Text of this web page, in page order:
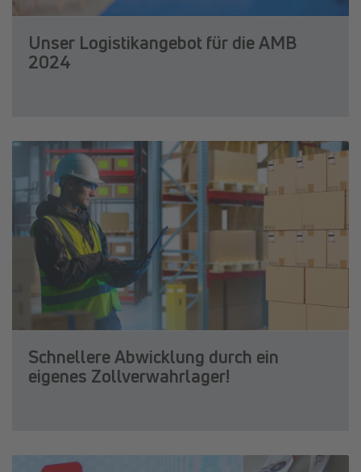
Unser Logistikangebot für die AMB
2024
Schnellere Abwicklung durch ein
eigenes Zollverwahrlager!